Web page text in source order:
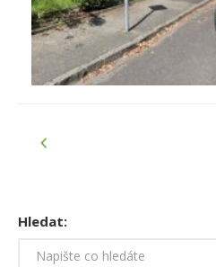
Hledat: